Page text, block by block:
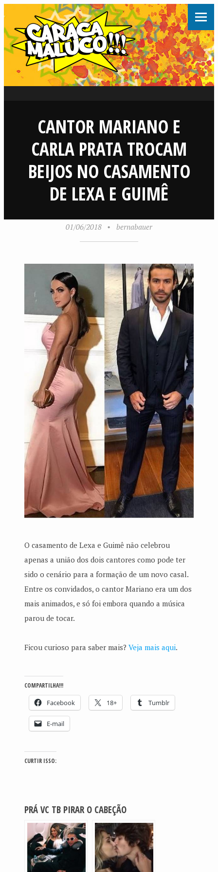
CANTOR MARIANO E
CARLA PRATA TROCAM
BEIJOS NO CASAMENTO
DE LEXA E GUIMÊ
01/06/2018 • bernabauer
O casamento de Lexa e Guimê não celebrou
apenas a união dos dois cantores como pode ter
sido o cenário para a formação de um novo casal.
Entre os convidados, o cantor Mariano era um dos
mais animados, e só foi embora quando a música
parou de tocar.
Ficou curioso para saber mais? Veja mais aqui.
COMPARTILHA!!!
Facebook 18+ Tumblr
E-mail
CURTIR ISSO:
PRÁ VC TB PIRAR O CABEÇÃO